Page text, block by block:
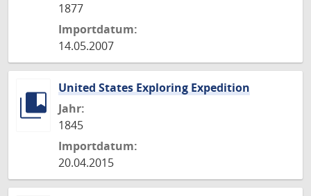
1877
Importdatum:
14.05.2007
United States Exploring Expedition
Jahr:
1845
Importdatum:
20.04.2015